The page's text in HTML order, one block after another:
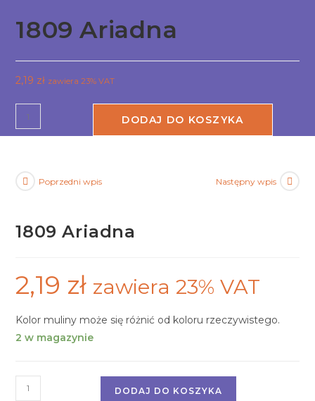
1809 Ariadna
2,19 zł zawiera 23% VAT
DODAJ DO KOSZYKA
Poprzedni wpis Następny wpis
1809 Ariadna
2,19 zł zawiera 23% VAT
Kolor muliny może się różnić od koloru rzeczywistego.
2 w magazynie
DODAJ DO KOSZYKA